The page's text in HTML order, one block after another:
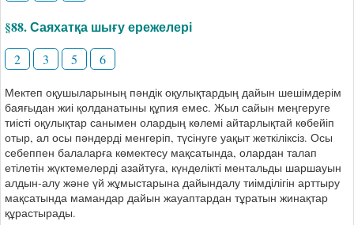
§88. Саяхатқа шығу ережелері
2 3 5 6
Мектеп оқушыларының пәндік оқулықтардың дайын шешімдерім
баяғыдан жиі қолданатыны құпия емес. Жыл сайын меңгеруге
тиісті оқулықтар санымен олардың көлемі айтарлықтай көбейіп
отыр, ал осы пәндерді менгеріп, түсінуге уақыт жеткіліксіз. Осы
себеппен балаларға көмектесу мақсатында, олардан талап
етілетін жүктемелерді азайтуға, күнделікті ментальды шаршауын
алдын-алу және үй жұмыстарына дайындалу тиімділігін арттыру
мақсатында мамандар дайын жауаптардан тұратын жинақтар
құрастырады.